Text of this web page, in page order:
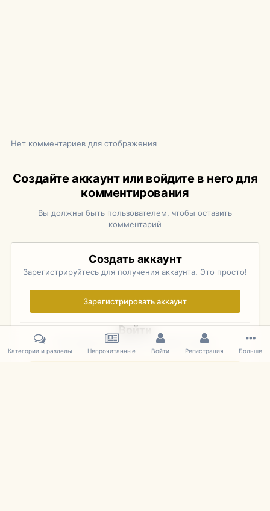
Нет комментариев для отображения
Создайте аккаунт или войдите в него для
комментирования
Вы должны быть пользователем, чтобы оставить
комментарий
Создать аккаунт
Зарегистрируйтесь для получения аккаунта. Это просто!
Зарегистрировать аккаунт
Войти
Уже зарегистрированы? Войдите здесь.
Категории и разделы Непрочитанные Войти Регистрация Больше